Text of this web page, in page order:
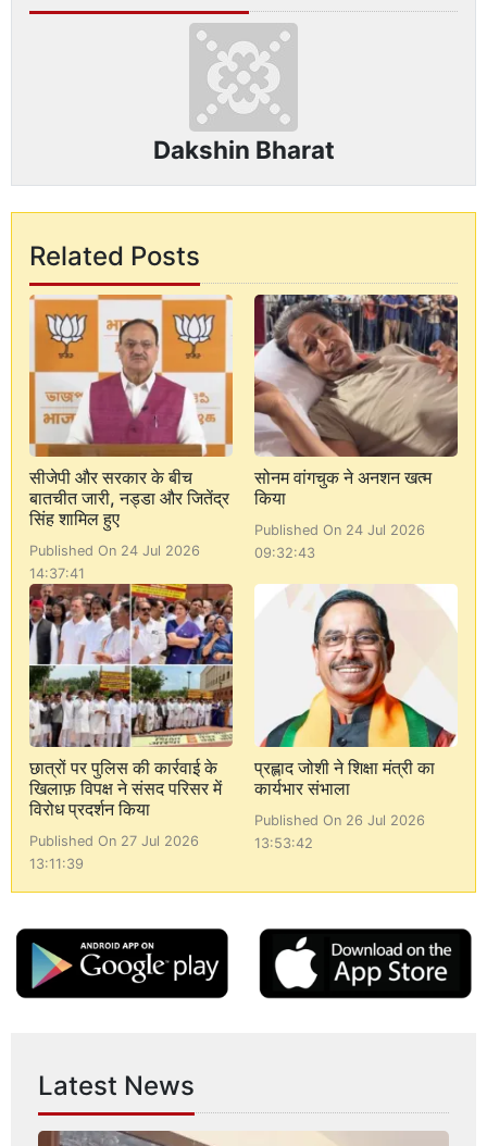
Dakshin Bharat
Related Posts
सीजेपी और सरकार के बीच
बातचीत जारी, नड्डा और जितेंद्र
सिंह शामिल हुए
Published On 24 Jul 2026
14:37:41
सोनम वांगचुक ने अनशन खत्म
किया
Published On 24 Jul 2026
09:32:43
छात्रों पर पुलिस की कार्रवाई के
खिलाफ़ विपक्ष ने संसद परिसर में
विरोध प्रदर्शन किया
Published On 27 Jul 2026
13:11:39
प्रह्लाद जोशी ने शिक्षा मंत्री का
कार्यभार संभाला
Published On 26 Jul 2026
13:53:42
Latest News